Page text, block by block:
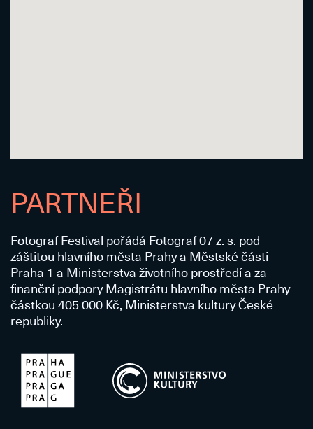
PARTNEŘI
Fotograf Festival pořádá Fotograf 07 z. s. pod
záštitou hlavního města Prahy a Městské části
Praha 1 a Ministerstva životního prostředí a za
finanční podpory Magistrátu hlavního města Prahy
částkou 405 000 Kč, Ministerstva kultury České
republiky.